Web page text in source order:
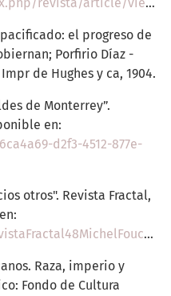
revista/article/view/655
el progreso de
Porfirio Díaz -
de Hughes y ca, 1904.
de Monterrey”.
en:
d2f3-4512-877e-
otros". Revista Fractal,
Raza, imperio y
Fondo de Cultura